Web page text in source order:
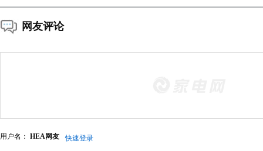
网友评论
用户名： HEA网友 快速登录